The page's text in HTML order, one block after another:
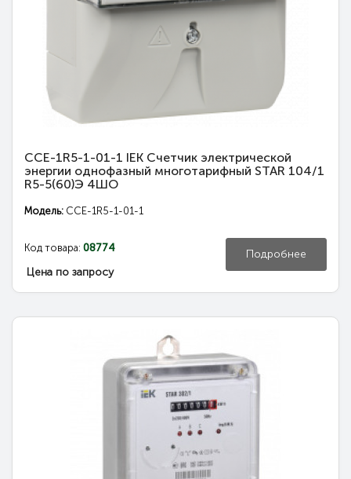
CCE-1R5-1-01-1 IEK Счетчик электрической
энергии однофазный многотарифный STAR 104/1
R5-5(60)Э 4ШО
Модель: CCE-1R5-1-01-1
Код товара: 08774
Цена по запросу
Подробнее